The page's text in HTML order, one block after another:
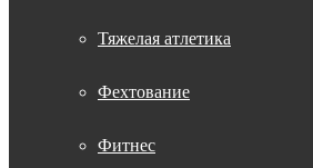
Тяжелая атлетика
Фехтование
Фитнес